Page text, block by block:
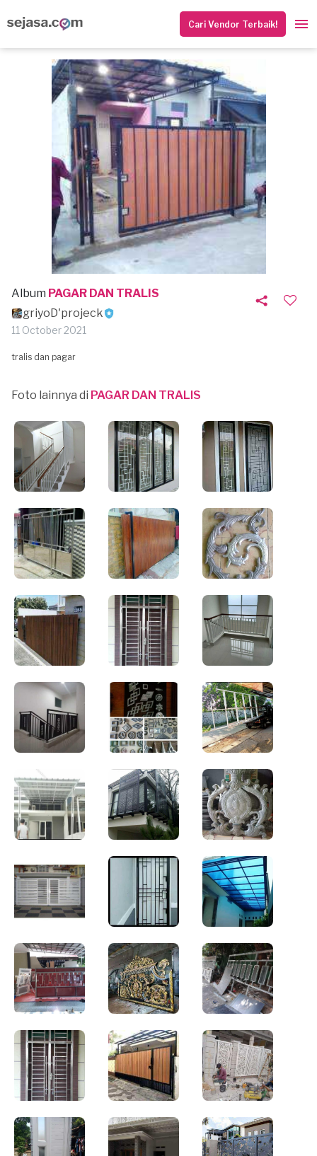
Cari Vendor Terbaik!
Album PAGAR DAN TRALIS
griyoD'projeck
11 October 2021
tralis dan pagar
Foto lainnya di PAGAR DAN TRALIS